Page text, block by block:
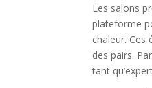
Les salons
plateforme
chaleur.
des pairs.
tant